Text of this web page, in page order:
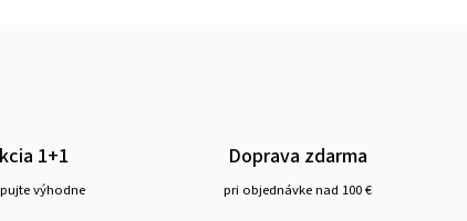
1+1
výhodne
Doprava zdarma
pri objednávke nad 100 €